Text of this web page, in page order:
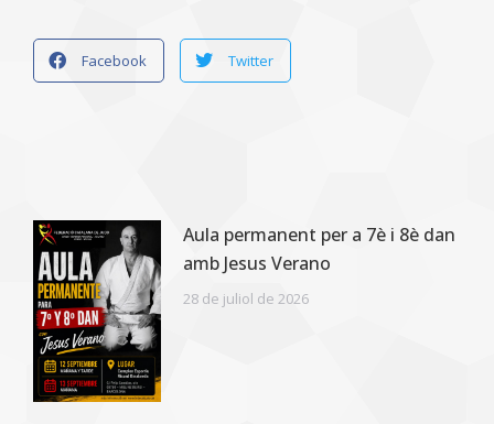
Facebook Twitter
Aula permanent per a 7è i 8è dan
amb Jesus Verano
28 de juliol de 2026